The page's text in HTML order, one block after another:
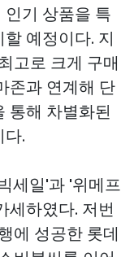
기 상품을 특
예정이다. 지
고로 크게 구매
존과 연계해 단
통해 차별화된
다.
세일'과 '위메프
세하였다. 저번
에 성공한 롯데